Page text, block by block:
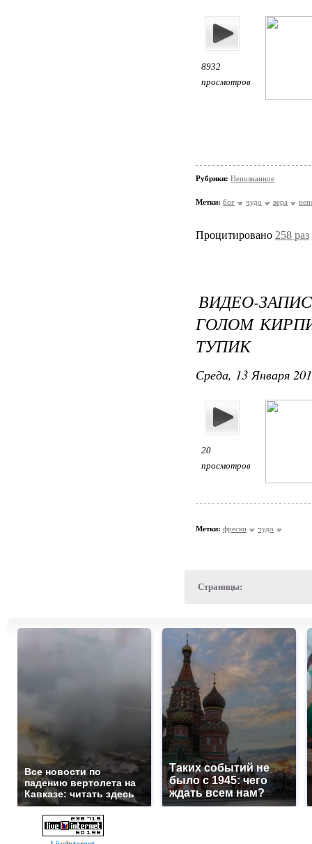
8932
просмотров
Рубрики: Непознанное
Метки: бог чудо вера
Процитировано 258 раз
ВИДЕО-
ГОЛОМ
ТУПИК
Среда, 13 Января
20
просмотров
Метки: фрески чудо
Страницы:
Все новости по
падению вертолета на
Кавказе: читать здесь
Таких событий не
было с 1945: чего
ждать всем нам?